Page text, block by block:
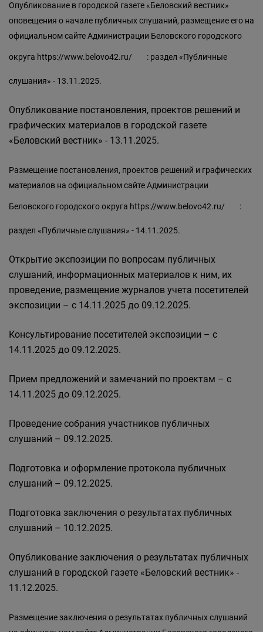
Опубликование в городской газете «Беловский вестник»
оповещения о начале публичных слушаний, размещение его на
официальном сайте Администрации Беловского городского
округа https://www.belovo42.ru/ : раздел «Публичные
слушания» - 13.11.2025.
Опубликование постановления, проектов решений и
графических материалов в городской газете
«Беловский вестник» - 13.11.2025.
Размещение постановления, проектов решений и графических
материалов на официальном сайте Администрации
Беловского городского округа https://www.belovo42.ru/ :
раздел «Публичные слушания» - 14.11.2025.
Открытие экспозиции по вопросам публичных
слушаний, информационных материалов к ним, их
проведение, размещение журналов учета посетителей
экспозиции – с 14.11.2025 до 09.12.2025.
Консультирование посетителей экспозиции – с
14.11.2025 до 09.12.2025.
Прием предложений и замечаний по проектам – с
14.11.2025 до 09.12.2025.
Проведение собрания участников публичных
слушаний – 09.12.2025.
Подготовка и оформление протокола публичных
слушаний – 09.12.2025.
Подготовка заключения о результатах публичных
слушаний – 10.12.2025.
Опубликование заключения о результатах публичных
слушаний в городской газете «Беловский вестник» -
11.12.2025.
Размещение заключения о результатах публичных слушаний